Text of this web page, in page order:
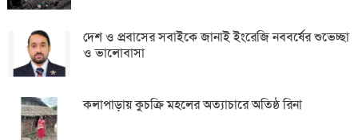
দেশ ও প্রবাসের সবাইকে জানাই ইংরেজি নববর্ষের শুভেচ্ছা
ও ভালোবাসা
কলাপাড়ায় কুচক্রি মহলের অত্যাচারে অতিষ্ঠ রিনা